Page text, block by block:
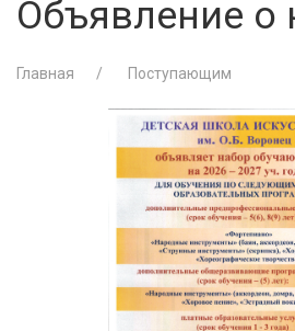
Объявление о
Главная Поступающим